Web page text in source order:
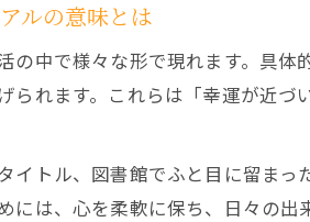
スピリチュアル能力を
魂の成長に役立つ
ルの意味とは
の中で様々な形で現れます。具
られます。これらは「幸運が近
イトル、図書館でふと目に留ま
には、心を柔軟に保ち、日々の